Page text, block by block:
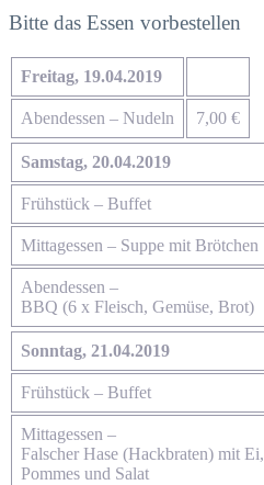
Bitte das Essen vorbestellen
Freitag, 19.04.2019
Abendessen – Nudeln 7,00 €
Samstag, 20.04.2019
Frühstück – Buffet
Mittagessen – Suppe mit Brötchen
Abendessen –
BBQ (6 x Fleisch, Gemüse, Brot)
Sonntag, 21.04.2019
Frühstück – Buffet
Mittagessen –
Falscher Hase (Hackbraten) mit Ei,
Pommes und Salat